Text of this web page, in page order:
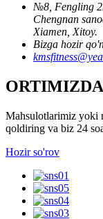
№8, Fengling
Chengnan
Xiamen, Xitoy.
Bizga hozir
Mahsulotlarimiz yoki
qoldiring va biz 24
Hozir so'rov